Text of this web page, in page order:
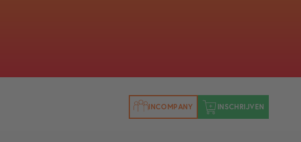
INCOMPANY INSCHRIJVEN